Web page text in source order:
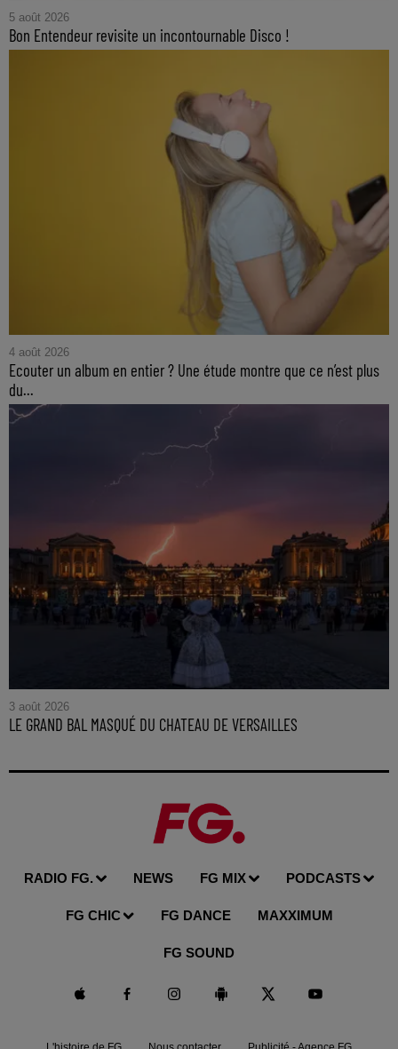
5 août 2026
Bon Entendeur revisite un incontournable Disco !
4 août 2026
Ecouter un album en entier ? Une étude montre que ce n’est plus
du...
3 août 2026
LE GRAND BAL MASQUÉ DU CHATEAU DE VERSAILLES
RADIO FG. NEWS FG MIX PODCASTS
FG CHIC FG DANCE MAXXIMUM
FG SOUND